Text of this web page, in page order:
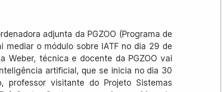
adjunta da PGZOO (Programa de
o módulo sobre IATF no dia 29 de
Weber, técnica e docente da PGZOO vai
artificial, que se inicia no dia 30
professor visitante do Projeto Sistemas